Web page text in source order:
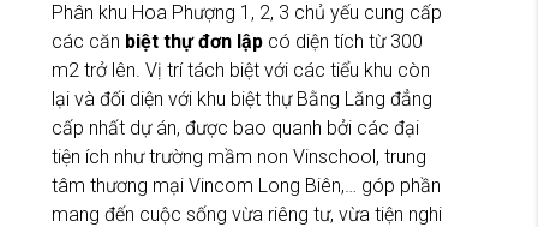
Phân khu Hoa Phượng 1, 2, 3 chủ yếu cung cấp
các căn biệt thự đơn lập có diện tích từ 300
m2 trở lên. Vị trí tách biệt với các tiểu khu còn
lại và đối diện với khu biệt thự Bằng Lăng đẳng
cấp nhất dự án, được bao quanh bởi các đại
tiện ích như trường mầm non Vinschool, trung
tâm thương mại Vincom Long Biên,… góp phần
mang đến cuộc sống vừa riêng tư, vừa tiện nghi